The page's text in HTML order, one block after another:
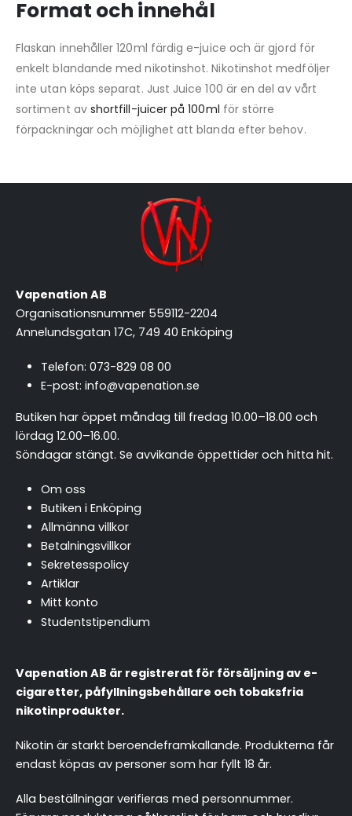
Format och innehål
Flaskan innehåller 120ml färdig e-juice och är gjord för
enkelt blandande med nikotinshot. Nikotinshot medföljer
inte utan köps separat. Just Juice 100 är en del av vårt
sortiment av shortfill-juicer på 100ml för större
förpackningar och möjlighet att blanda efter behov.
Vapenation AB
Organisationsnummer 559112-2204
Annelundsgatan 17C, 749 40 Enköping
Telefon: 073-829 08 00
E-post: info@vapenation.se
Butiken har öppet måndag till fredag 10.00–18.00 och
lördag 12.00–16.00.
Söndagar stängt. Se avvikande öppettider och hitta hit.
Om oss
Butiken i Enköping
Allmänna villkor
Betalningsvillkor
Sekretesspolicy
Artiklar
Mitt konto
Studentstipendium
Vapenation AB är registrerat för försäljning av e-
cigaretter, påfyllningsbehållare och tobaksfria
nikotinprodukter.
Nikotin är starkt beroendeframkallande. Produkterna får
endast köpas av personer som har fyllt 18 år.
Alla beställningar verifieras med personnummer.